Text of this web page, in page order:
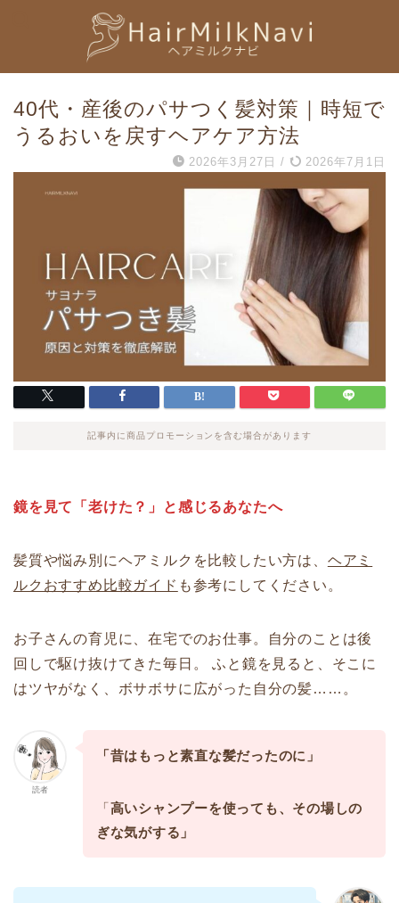
40代・産後のパサつく髪対策｜時短で
うるおいを戻すヘアケア方法
2026年3月27日 / 2026年7月1日
記事内に商品プロモーションを含む場合があります
鏡を見て「老けた？」と感じるあなたへ
髪質や悩み別にヘアミルクを比較したい方は、 ヘアミ
ルクおすすめ比較ガイド も参考にしてください。
お子さんの育児に、在宅でのお仕事。自分のことは後
回しで駆け抜けてきた毎日。 ふと鏡を見ると、そこに
はツヤがなく、ボサボサに広がった自分の髪……。
読者
「昔はもっと素直な髪だったのに」
「高いシャンプーを使っても、その場しの
ぎな気がする」